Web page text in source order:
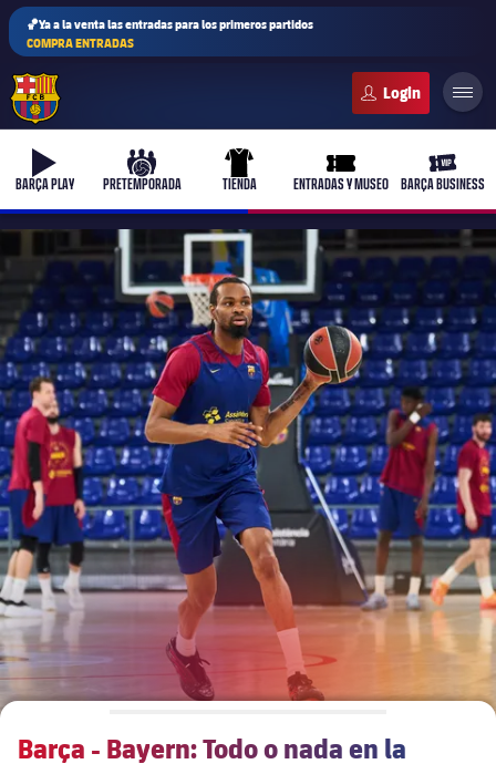
🏀Ya a la venta las entradas para los primeros partidos
COMPRA ENTRADAS
b-play
BARÇA PLAY
culers-ball
PRETEMPORADA
uniform
TIENDA
ticket-full
ENTRADAS Y MUSEO
ticket-
BARÇA BUSINESS
plusicon
más
Junta Directiva
Estructura ejecutiva
chevron-right
label.aria.chevronright
plusicon
más
Barça Academy
Más que un club
Década a década
Barça - Bayern: Todo o nada en la